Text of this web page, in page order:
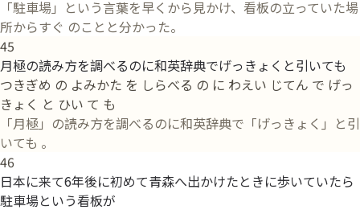
「駐車場」という言葉を早くから見かけ、看板の立っていた場
所からすぐ のことと分かった。
45
月極の読み方を調べるのに和英辞典でげっきょくと引いても
つきぎめ の よみかた を しらべる の に わえい じてん で げっ
きょく と ひい て も
「月極」の読み方を調べるのに和英辞典で「げっきょく」と引
いても 。
46
日本に来て6年後に初めて青森へ出かけたときに歩いていたら
駐車場という看板が